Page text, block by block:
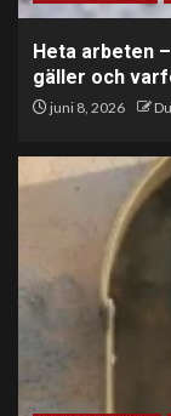
Heta arbeten
gäller och
juni 8, 2026